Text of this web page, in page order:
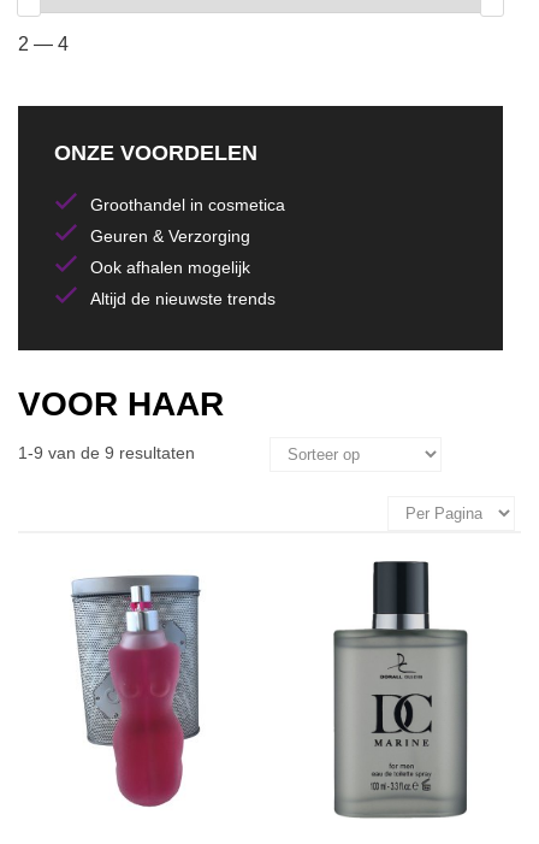
2 — 4
ONZE VOORDELEN
Groothandel in cosmetica
Geuren & Verzorging
Ook afhalen mogelijk
Altijd de nieuwste trends
VOOR HAAR
1-9 van de 9 resultaten